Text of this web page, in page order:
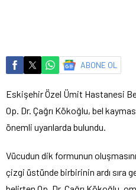
ABONE OL
Eskişehir Özel Ümit Hastanesi
Op. Dr. Çağrı Kökoğlu, bel
önemli uyarılarda bulundu.
Vücudun dik formunun
çizgi üstünde birbirinin ardı sıra